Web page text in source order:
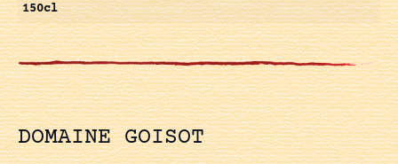
150cl
DOMAINE GOISOT